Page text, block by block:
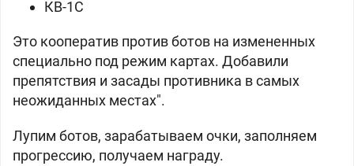
КВ-1С
Это кооператив против ботов на измененных
специально под режим картах. Добавили
препятствия и засады противника в самых
неожиданных местах".
Лупим ботов, зарабатываем очки, заполняем
прогрессию, получаем награду.